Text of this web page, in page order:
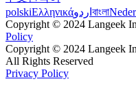
polskiΕλληνικάاردو বাংলা
Copyright © 2024 Langeek
Policy
Copyright © 2024 Langeek
All Rights Reserved
Privacy Policy